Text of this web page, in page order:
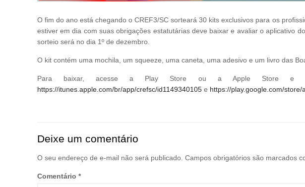
O fim do ano está chegando o CREF3/SC sorteará 30 kits exclusivos para os
estiver em dia com suas obrigações estatutárias deve baixar e avaliar o aplicativo
sorteio será no dia 1º de dezembro.
O kit contém uma mochila, um squeeze, uma caneta, uma adesivo e um livro das
Para baixar, acesse a Play Store ou a Apple Store e
https://itunes.apple.com/br/app/crefsc/id1149340105e https://play.google.com/
Deixe um comentário
O seu endereço de e-mail não será publicado. Campos obrigatórios são marcados
Comentário *